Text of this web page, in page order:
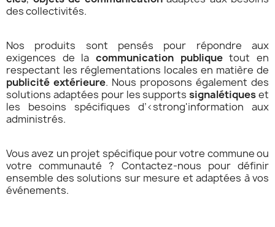
des collectivités.
Nos produits sont pensés pour répondre aux
exigences de la communication publiquetout en
respectant les réglementations locales en matière de
publicité extérieure. Nous proposons également des
solutions adaptées pour les supportssignalétiqueset
les besoins spécifiques d’<strong'information aux
administrés.
Vous avez un projet spécifique pour votre commune ou
votre communauté ? Contactez-nous pour définir
ensemble des solutions sur mesure et adaptées à vos
événements.